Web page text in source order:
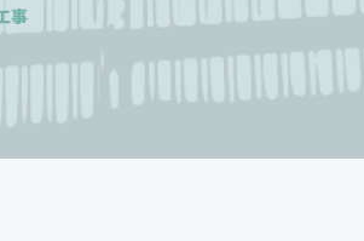
事